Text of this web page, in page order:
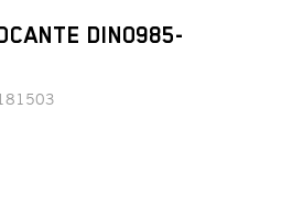
DIN0985-